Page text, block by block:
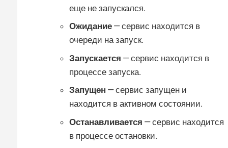
еще не запускался.
Ожидание — сервис находится в
очереди на запуск.
Запускается — сервис находится в
процессе запуска.
Запущен — сервис запущен и
находится в активном состоянии.
Останавливается — сервис находится
в процессе остановки.